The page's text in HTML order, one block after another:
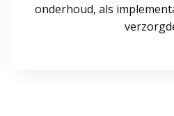
onderhoud, als